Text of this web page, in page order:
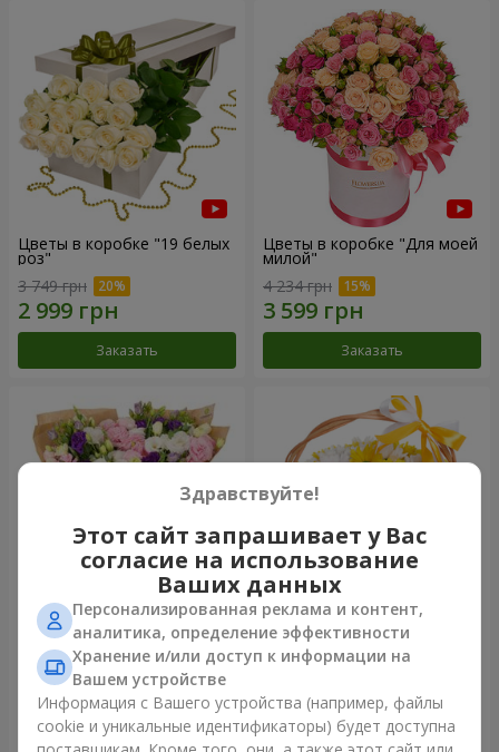
Цветы в коробке "19 белых
роз"
3 749 грн
Заказать
Цветы в коробке "Для моей
милой"
4 234 грн
Заказать
15 разноцветных эустом
5 065 грн
Заказать
Корзина "Солнышко"
Заказать
Здравствуйте!
Этот сайт запрашивает у Вас
согласие на использование
Ваших данных
Персонализированная реклама и контент,
аналитика, определение эффективности
Хранение и/или доступ к информации на
Вашем устройстве
Информация с Вашего устройства (например, файлы
cookie и уникальные идентификаторы) будет доступна